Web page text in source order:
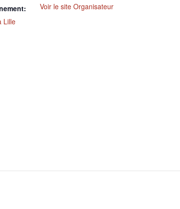
Lille
Voir le site Organisateur